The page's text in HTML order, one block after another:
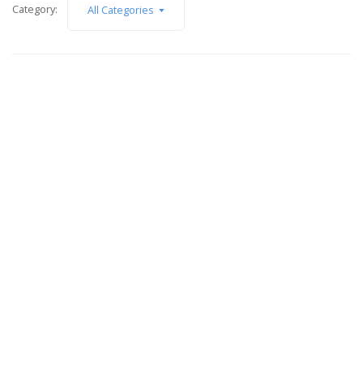
Category: All Categories